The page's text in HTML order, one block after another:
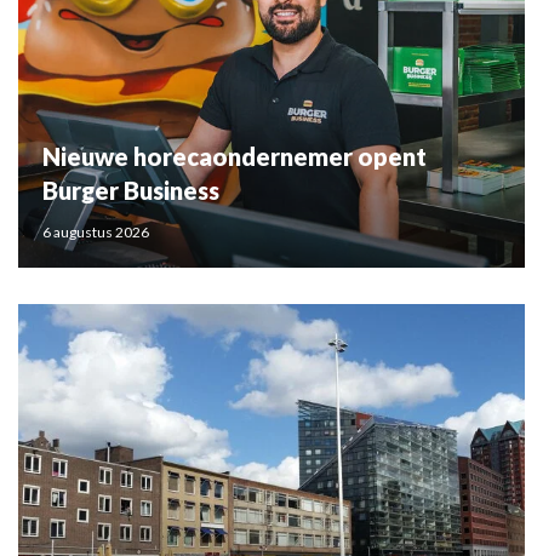
Nieuwe horecaondernemer opent
Burger Business
6 augustus 2026